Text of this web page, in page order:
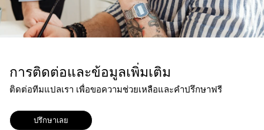
การติดต่อและข้อมูลเพิ่มเติม
ติดต่อทีมแปลเรา เพื่อขอความช่วยเหลือและคำปรึกษาฟรี
ปรึกษาเลย